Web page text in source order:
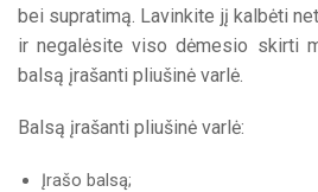
bei supratimą. Lavinkite jį kalbėti
ir negalėsite viso dėmesio skirti
balsą įrašanti pliušinė varlė.
Balsą įrašanti pliušinė varlė:
Įrašo balsą;